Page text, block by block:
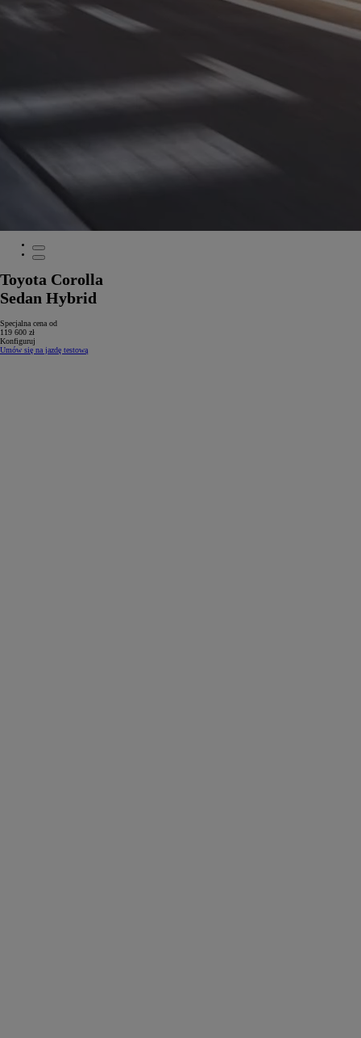
Toyota Corolla
Sedan Hybrid
Specjalna cena od
119 600 zł
Konfiguruj
Umów się na jazdę testową